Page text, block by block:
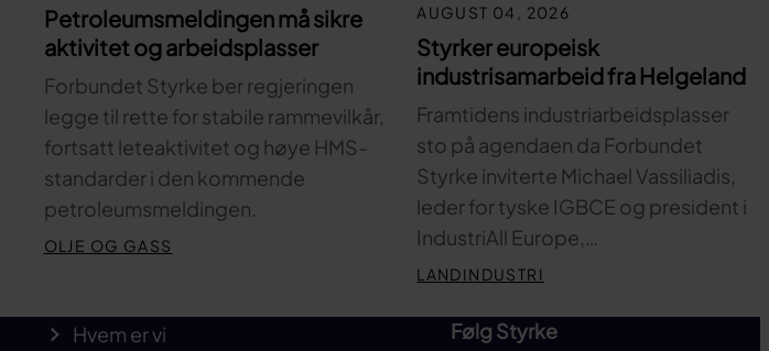
Petroleumsmeldingen må sikre
aktivitet og arbeidsplasser
Forbundet Styrke ber regjeringen
legge til rette for stabile rammevilkår,
fortsatt leteaktivitet og høye HMS-
standarder i den kommende
petroleumsmeldingen.
OLJE OG GASS
AUGUST 04, 2026
Styrker europeisk
industrisamarbeid fra Helgeland
Framtidens industriarbeidsplasser
sto på agendaen da Forbundet
Styrke inviterte Michael Vassiliadis,
leder for tyske IGBCE og president i
IndustriAll Europe,…
LANDINDUSTRI
Hvem er vi Følg Styrke